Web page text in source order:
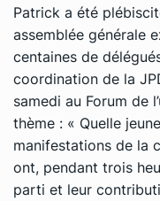
Patrick a été
assemblée générale
centaines de
coordination de la
samedi au Forum de
thème : « Quelle
manifestations de la
ont, pendant trois
parti et leur